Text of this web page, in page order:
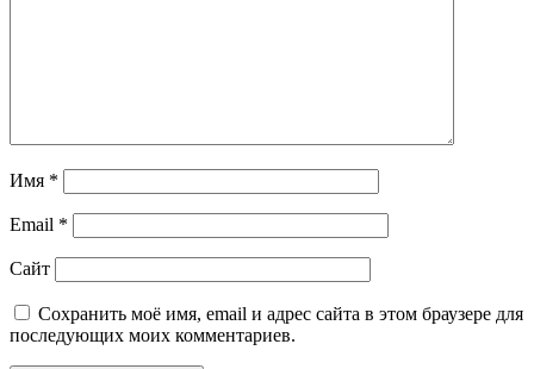
Имя *
Email *
Сайт
Сохранить моё имя, email и адрес сайта в этом браузере для
последующих моих комментариев.